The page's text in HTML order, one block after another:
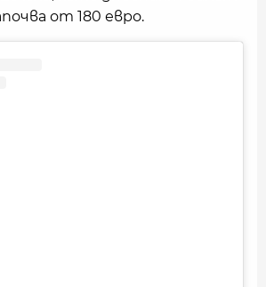
от 180 евро.